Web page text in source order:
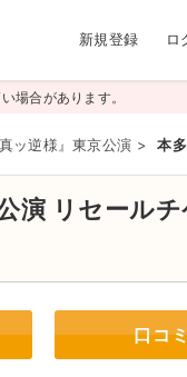
新規登録 ロ
場合があります。
ッ逆様』東京公演 > 本
演 リセール
口コ